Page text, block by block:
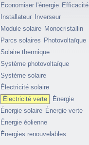
Economiser l'énergie Efficacité
Installateur
Inverseur
Module solaire Monocristallin
Parcs solaires Photovoltaïque
Solaire thermique
Système photovoltaïque
Système solaire
Électricité solaire
Électricité verte
Énergie
Énergie solaire Énergie verte
Énergie éolienne
Énergies renouvelables